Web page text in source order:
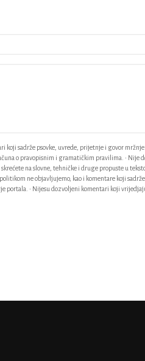
koji sadrže psovke, uvrede, prijetnje i govor
o pravopisnim i gramatičkim pravilima. • Nije
na slovne, tehničke i druge propuste u
ne objavljujemo, kao i komentare koji
• Nijesu dozvoljeni komentari koji